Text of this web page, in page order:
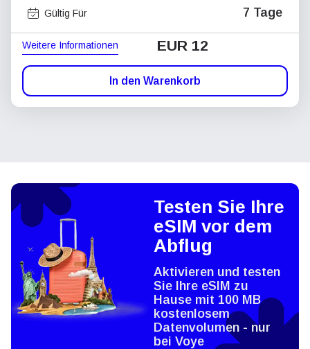
Gültig Für 7 Tage
Weitere Informationen EUR 12
In den Warenkorb
Testen Sie Ihre
eSIM vor dem
Abflug
Aktivieren und testen
Sie Ihre eSIM zu
Hause mit 100 MB
kostenlosem
Datenvolumen - nur
bei Voye